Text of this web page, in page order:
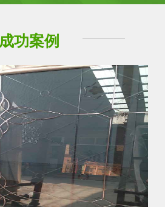
成功案例